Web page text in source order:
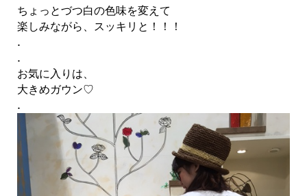
ちょっとづつ白の色味を変えて
楽しみながら、スッキリと！！！
.
.
お気に入りは、
大きめガウン♡
.